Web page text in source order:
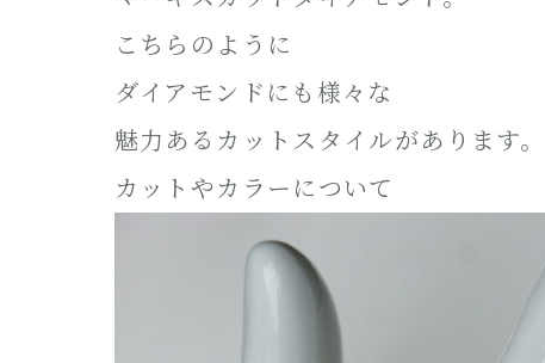
こちらのように
ダイアモンドにも様々な
魅力あるカットスタイルがあります。
カットやカラーについて